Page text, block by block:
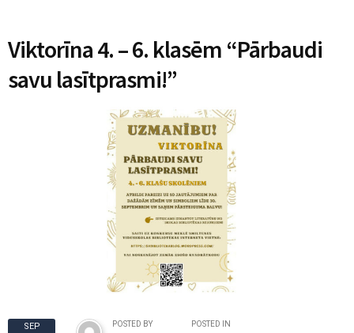
Viktorīna 4. – 6. klasēm “Pārbaudi
savu lasītprasmi!”
SEP POSTED BY POSTED IN